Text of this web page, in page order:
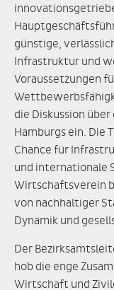
günstige,
Infrastruktur und
Voraussetzungen
die Diskussion
Hamburgs ein. Die
Chance für
und internationale
Wirtschaftsverein
von nachhaltiger
Dynamik und
Der
hob die enge
Wirtschaft und